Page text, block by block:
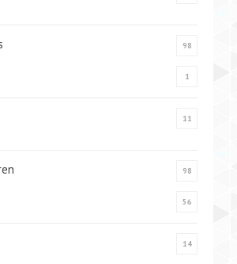
98
1
11
98
56
14